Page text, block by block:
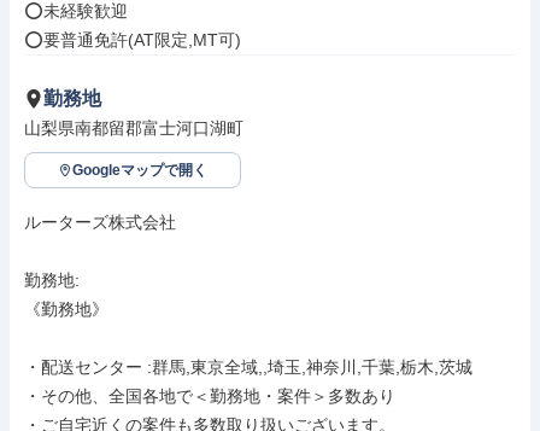
⭕未経験歓迎
⭕要普通免許(AT限定,MT可)
勤務地
山梨県南都留郡富士河口湖町
Googleマップで開く
ルーターズ株式会社
勤務地:
《勤務地》
・配送センター :群馬,東京全域,,埼玉,神奈川,千葉,栃木,茨城
・その他、全国各地で＜勤務地・案件＞多数あり
・ご自宅近くの案件も多数取り扱いございます。